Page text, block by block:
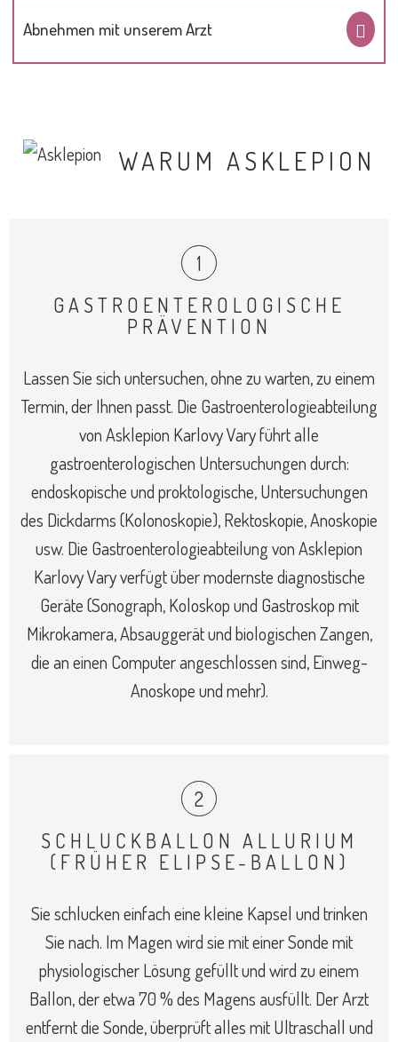
Abnehmen mit unserem Arzt
WARUM ASKLEPION
GASTROENTEROLOGISCHE
PRÄVENTION
Lassen Sie sich untersuchen, ohne zu warten, zu einem
Termin, der Ihnen passt. Die Gastroenterologieabteilung
von Asklepion Karlovy Vary führt alle
gastroenterologischen Untersuchungen durch:
endoskopische und proktologische, Untersuchungen
des Dickdarms (Kolonoskopie), Rektoskopie, Anoskopie
usw. Die Gastroenterologieabteilung von Asklepion
Karlovy Vary verfügt über modernste diagnostische
Geräte (Sonograph, Koloskop und Gastroskop mit
Mikrokamera, Absauggerät und biologischen Zangen,
die an einen Computer angeschlossen sind, Einweg-
Anoskope und mehr).
SCHLUCKBALLON ALLURIUM
(FRÜHER ELIPSE-BALLON)
Sie schlucken einfach eine kleine Kapsel und trinken
Sie nach. Im Magen wird sie mit einer Sonde mit
physiologischer Lösung gefüllt und wird zu einem
Ballon, der etwa 70 % des Magens ausfüllt. Der Arzt
entfernt die Sonde, überprüft alles mit Ultraschall und